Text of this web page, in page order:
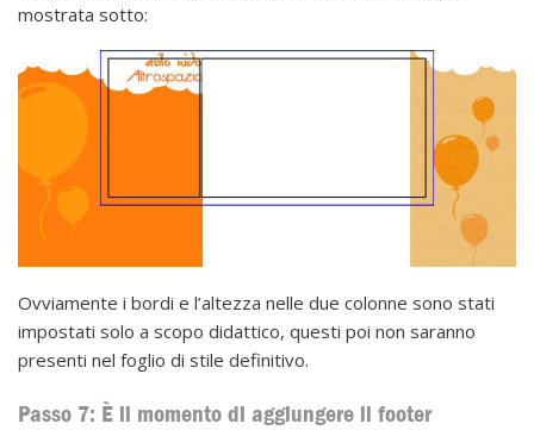
mostrata sotto:
Ovviamente i bordi e l’altezza nelle due colonne sono stati
impostati solo a scopo didattico, questi poi non saranno
presenti nel foglio di stile definitivo.
Passo 7: È il momento di aggiungere il footer